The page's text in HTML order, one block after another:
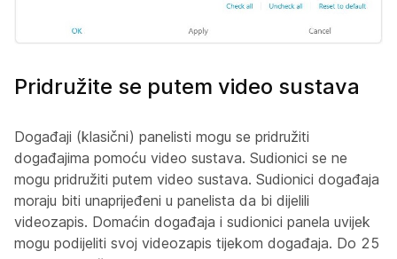
Pridružite se putem video sustava
Događaji (klasični) panelisti mogu se pridružiti
događajima pomoću video sustava. Sudionici se ne
mogu pridružiti putem video sustava. Sudionici događaja
moraju biti unaprijeđeni u panelista da bi dijelili
videozapis. Domaćin događaja i sudionici panela uvijek
mogu podijeliti svoj videozapis tijekom događaja. Do 25